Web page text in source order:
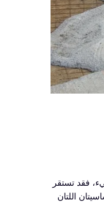
فقد تستقر
اللتان